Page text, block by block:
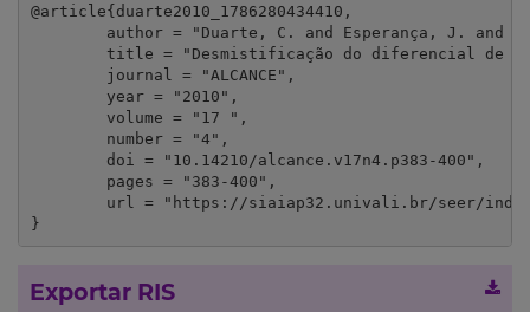
@article{duarte2010_1786280434410,
}
Exportar RIS